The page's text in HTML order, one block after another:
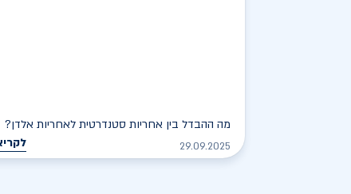
מה ההבדל בין אחריות סטנדרטית לאחריות אלדן?
29.09.2025